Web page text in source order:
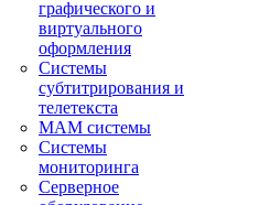
графического и
виртуального
оформления
Системы
субтитрирования и
телетекста
MAM системы
Системы
мониторинга
Серверное